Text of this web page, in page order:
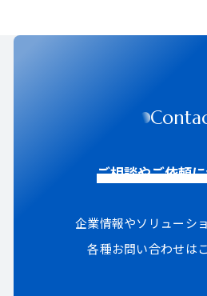
ご相談やご依頼
企業情報やソリューシ
各種お問い合わせは